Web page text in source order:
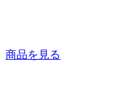
商品を見る